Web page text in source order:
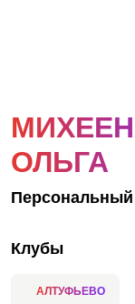
ОЛЬГА
Персональный
Клубы
АЛТУФЬЕВО